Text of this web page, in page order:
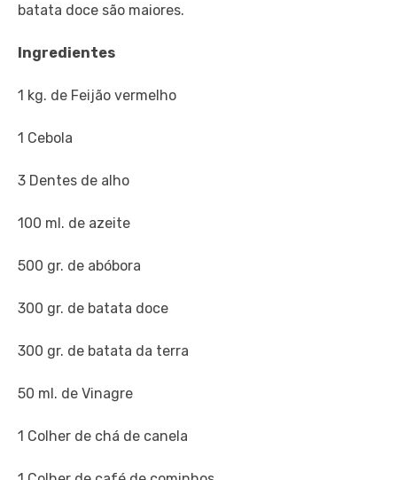
batata doce são maiores.
Ingredientes
1 kg. de Feijão vermelho
1 Cebola
3 Dentes de alho
100 ml. de azeite
500 gr. de abóbora
300 gr. de batata doce
300 gr. de batata da terra
50 ml. de Vinagre
1 Colher de chá de canela